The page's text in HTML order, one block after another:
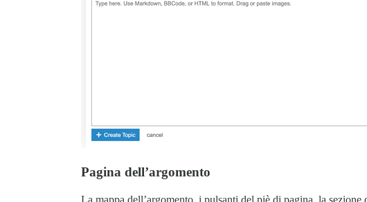
Pagina dell’argomento
La mappa dell’argomento, i pulsanti del piè di pagina, la